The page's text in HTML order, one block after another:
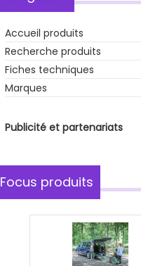
Accueil produits
Recherche produits
Fiches techniques
Marques
Publicité et partenariats
Focus produits